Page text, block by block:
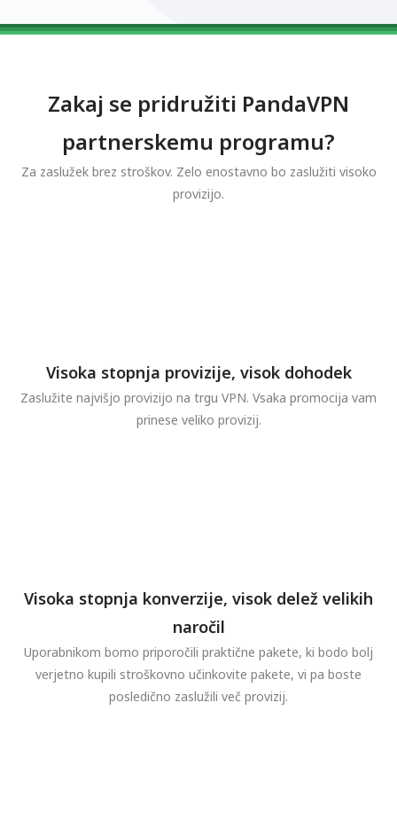
Zakaj se pridružiti PandaVPN
partnerskemu programu?
Za zaslužek brez stroškov. Zelo enostavno bo zaslužiti visoko
provizijo.
Visoka stopnja provizije, visok dohodek
Zaslužite najvišjo provizijo na trgu VPN. Vsaka promocija vam
prinese veliko provizij.
Visoka stopnja konverzije, visok delež velikih
naročil
Uporabnikom bomo priporočili praktične pakete, ki bodo bolj
verjetno kupili stroškovno učinkovite pakete, vi pa boste
posledično zaslužili več provizij.